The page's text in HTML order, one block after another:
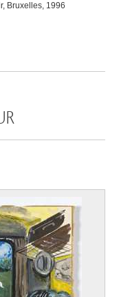
Bruxelles, 1996